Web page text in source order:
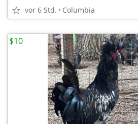
vor 6 Std. Columbia
$10